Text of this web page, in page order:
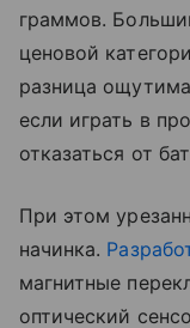
граммов.
ценовой
разница
если играть в
отказаться от
При этом
начинка.
магнитные
оптический